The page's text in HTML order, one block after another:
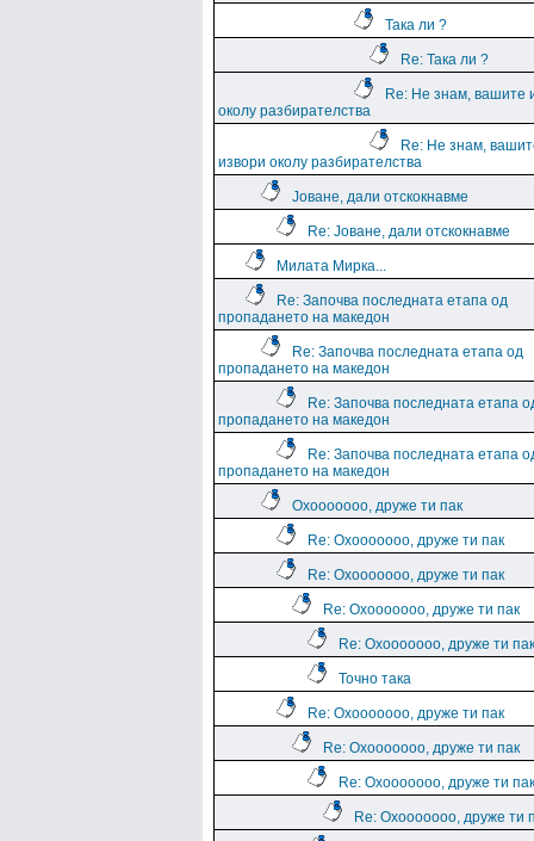
Така ли ?
Re: Така ли ?
Re: Не знам, вашите
околу разбирателства
Re: Не знам,
извори околу разбирателства
Јоване, дали отскокнавме
Re: Јоване, дали отскокнавме
Милата Мирка...
Re: Започва последната етапа од
пропадането на македон
Re: Започва последната етапа од
пропадането на македон
Re: Започва последната етапа
пропадането на македон
Re: Започва последната етапа
пропадането на македон
Охооооооо, друже ти пак
Re: Охооооооо, друже ти пак
Re: Охооооооо, друже ти пак
Re: Охооооооо, друже ти пак
Re: Охооооооо, друже ти пак
Точно така
Re: Охооооооо, друже ти пак
Re: Охооооооо, друже ти пак
Re: Охооооооо, друже ти пак
Re: Охооооооо, друже ти